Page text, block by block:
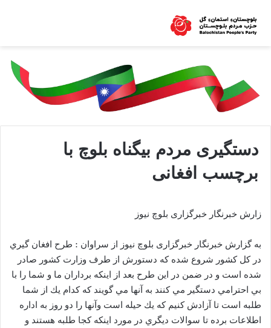
دستگیری مردم بیگناه بلوچ با
برچسب افغانی
زارش خبرنگار خبرگزاری بلوچ نیوز
به گزارش خبرنگار خبرگزاری بلوچ نیوز از سراوان : طرح افغان گيري
در كل كشور شروع شده كه دستورش از طرف وزارت كشور صادر
شده است و در ضمن در اين طرح بعد از اينكه برداران ما و شما را با
بي احترامي دستگیر مي كنند به آنها مي گويند كه كدام يك از شما
طلبه است تا آزادش كنيم كه يك حیله است وآنها را دو روز به اداره
اطلاعات برده تا سوالات ديگري در مورد اينكه كجا طلبه هستند و